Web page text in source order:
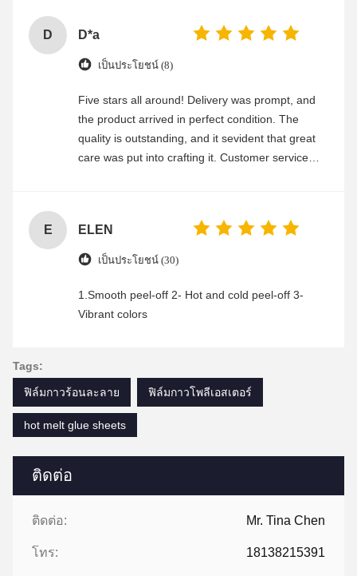
ติดต่อ
ติดต่อ: Mr. Tina Chen
โทร: 18138215391
D D*a
เป็นประโยชน์ (8)
Five stars all around! Delivery was prompt, and
the product arrived in perfect condition. The
quality is outstanding, and it sevident that great
care was put into crafting it. Customer service
E ELEN
เป็นประโยชน์ (30)
1.Smooth peel-off 2- Hot and cold peel-off 3-
Vibrant colors
Tags:
ฟิล์มกาวร้อนละลาย ฟิล์มกาวโพลีเอสเตอร์
hot melt glue sheets